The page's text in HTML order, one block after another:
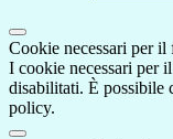
Cookie necessari per il
I cookie necessari per
disabilitati. È possibile
policy.